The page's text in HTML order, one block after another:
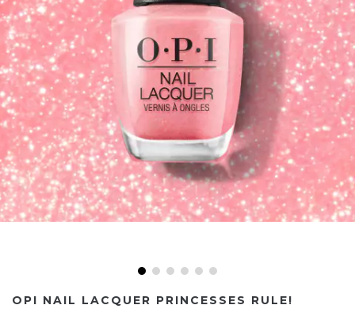
OPI NAIL LACQUER PRINCESSES RULE!